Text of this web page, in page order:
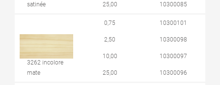
satinée
25,00 10300085
3262 incolore
mate
0,75 10300101
2,50 10300098
10,00 10300097
25,00 10300096